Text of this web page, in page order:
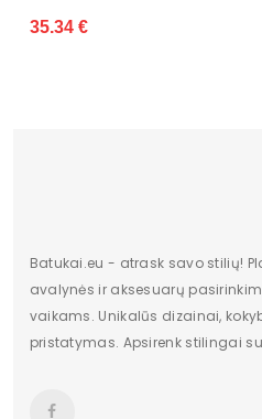
35.34 €
Batukai.eu - atrask savo stilių!
avalynės ir aksesuarų
vaikams. Unikalūs dizainai,
pristatymas. Apsirenk stilingai